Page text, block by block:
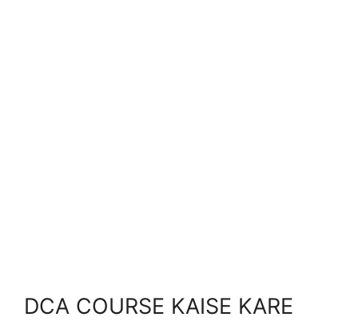
DCA COURSE KAISE KARE